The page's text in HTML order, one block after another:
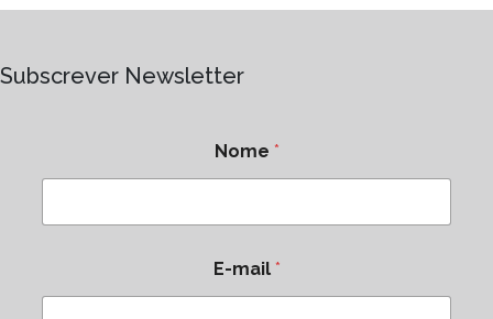
Subscrever Newsletter
Nome *
E-mail *